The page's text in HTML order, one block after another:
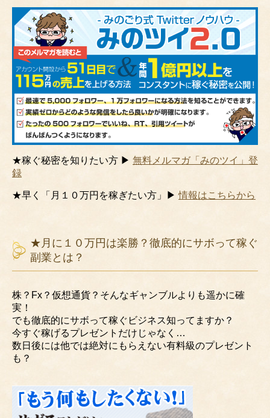
★稼ぐ秘密を知りたい方 ▶ 無料メルマガ「みのツイ」登
録
★早く「月１０万円を稼ぎたい方」▶情報はこちらから
★月に１０万円は楽勝？徹底的にサボって稼ぐ
副業とは？
株？Fx？仮想通貨？そんなギャンブルよりも遥かに確
実！
でも徹底的にサボって稼ぐビジネス知ってますか？
今すぐ稼げるプレゼントだけじゃなく…
数日後には他では絶対にもらえない有料級のプレゼント
も？